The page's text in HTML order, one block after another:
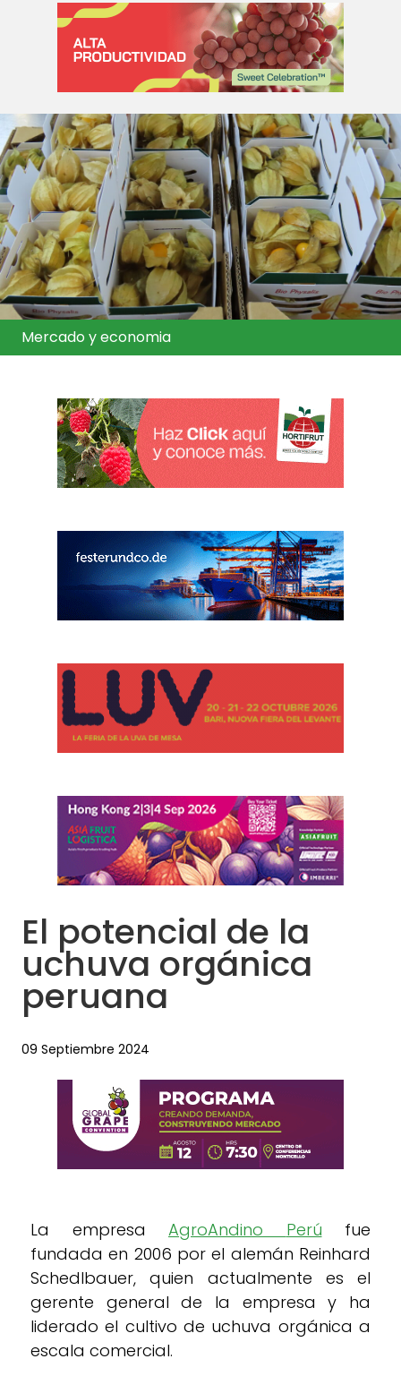
Mercado y economia
El potencial de la
uchuva orgánica
peruana
09 Septiembre 2024
La empresa AgroAndino Perú fue
fundada en 2006 por el alemán Reinhard
Schedlbauer, quien actualmente es el
gerente general de la empresa y ha
liderado el cultivo de uchuva orgánica a
escala comercial.